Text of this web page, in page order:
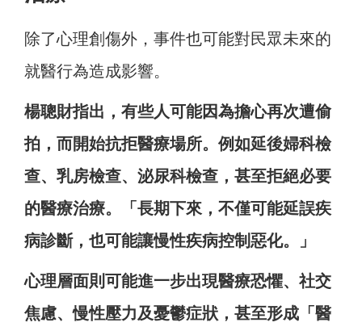
除了心理創傷外，事件也可能對民眾未來的
就醫行為造成影響。
楊聰財指出，有些人可能因為擔心再次遭偷
拍，而開始抗拒醫療場所。例如延後婦科檢
查、乳房檢查、泌尿科檢查，甚至拒絕必要
的醫療治療。「長期下來，不僅可能延誤疾
病診斷，也可能讓慢性疾病控制惡化。」
心理層面則可能進一步出現醫療恐懼、社交
焦慮、慢性壓力及憂鬱症狀，甚至形成「醫